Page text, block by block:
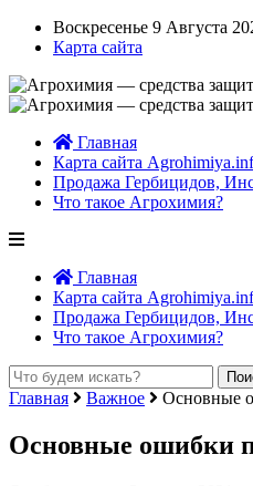
Воскресенье 9 Августа
Карта сайта
Главная
Карта сайта
Продажа Гербицидов,
Что такое Агрохимия?
Главная
Карта сайта
Продажа Гербицидов,
Что такое Агрохимия?
Главная Важное Основные
Основные ошибки